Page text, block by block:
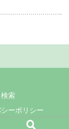
検索
ーポリシー